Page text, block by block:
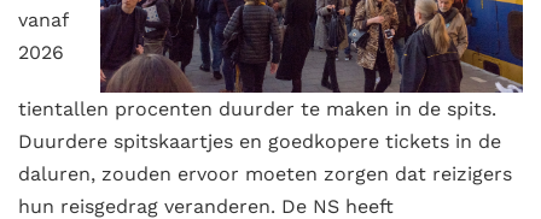
vanaf
2026
tientallen procenten duurder te maken in de spits.
Duurdere spitskaartjes en goedkopere tickets in de
daluren, zouden ervoor moeten zorgen dat reizigers
hun reisgedrag veranderen. De NS heeft